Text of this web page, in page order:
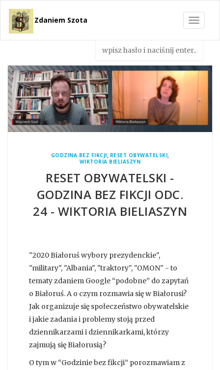
Toggle
Zdaniem Szota
GODZINA BEZ FIKCJI, RESET OBYWATELSKI,
WIKTORIA BIELIASZYN
RESET OBYWATELSKI -
GODZINA BEZ FIKCJI ODC.
24 - WIKTORIA BIELIASZYN
"2020 Białoruś wybory prezydenckie",
"military", "Albania", "traktory", "OMON" - to
tematy zdaniem Google “podobne” do zapytań
o Białoruś. A o czym rozmawia się w Białorusi?
Jak organizuje się społeczeństwo obywatelskie
i jakie zadania i problemy stoją przed
dziennikarzami i dziennikarkami, którzy
zajmują się Białorusią?
O tym w “Godzinie bez fikcji” porozmawiam z